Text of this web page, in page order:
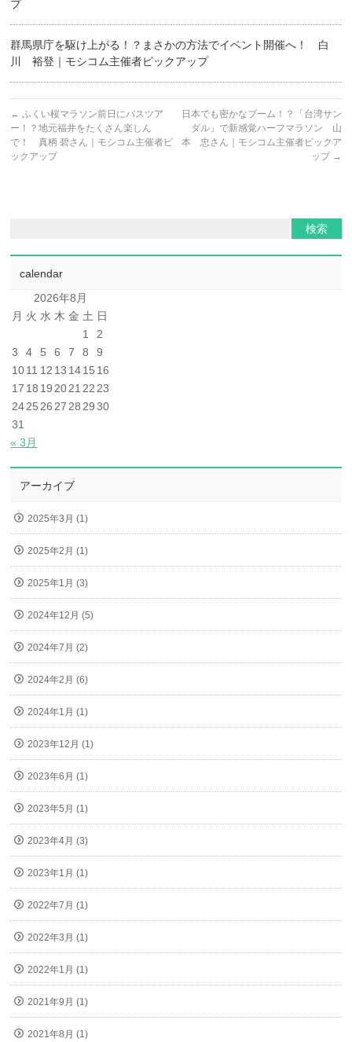
プ
群馬県庁を駆け上がる！？まさかの方法でイベント開催へ！ 白
川 裕登｜モシコム主催者ピックアップ
← ふくい桜マラソン前日にバスツア
ー！？地元福井をたくさん楽しん
で！ 真柄 碧さん｜モシコム主催者ピ
ックアップ
日本でも密かなブーム！？「台湾サン
ダル」で新感覚ハーフマラソン 山
本 忠さん｜モシコム主催者ピックア
ップ →
calendar
2026年8月
月 火 水 木 金 土 日
1
2
3
4 5 6 7 8
9
1011 12 13 1415 16
17 18 19 2021 22 23
2425 26 27 28 29 30
31
« 3月
アーカイブ
2025年3月 (1)
2025年2月 (1)
2025年1月 (3)
2024年12月 (5)
2024年7月 (2)
2024年2月 (6)
2024年1月 (1)
2023年12月 (1)
2023年6月 (1)
2023年5月 (1)
2023年4月 (3)
2023年1月 (1)
2022年7月 (1)
2022年3月 (1)
2022年1月 (1)
2021年9月 (1)
2021年8月 (1)